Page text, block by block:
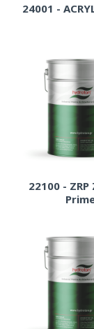
24001 -
22100 - ZRP